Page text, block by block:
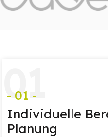
01
- 01 -
Individuelle
Planung